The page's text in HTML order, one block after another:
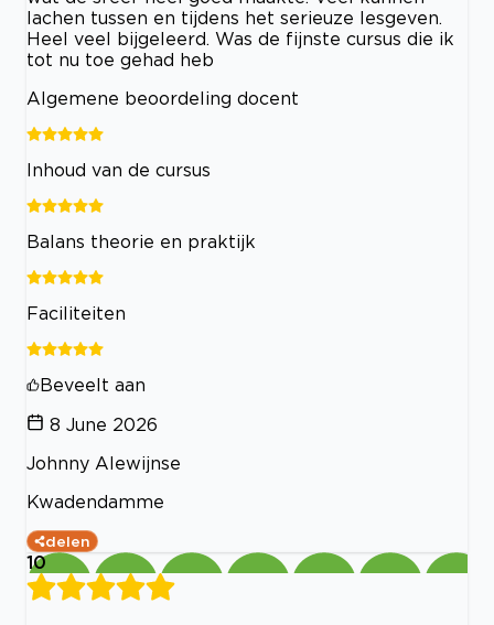
lachen tussen en tijdens het serieuze lesgeven.
Heel veel bijgeleerd. Was de fijnste cursus die ik
tot nu toe gehad heb
Algemene beoordeling docent
Inhoud van de cursus
Balans theorie en praktijk
Faciliteiten
Beveelt aan
8 June 2026
Johnny Alewijnse
Kwadendamme
delen
10